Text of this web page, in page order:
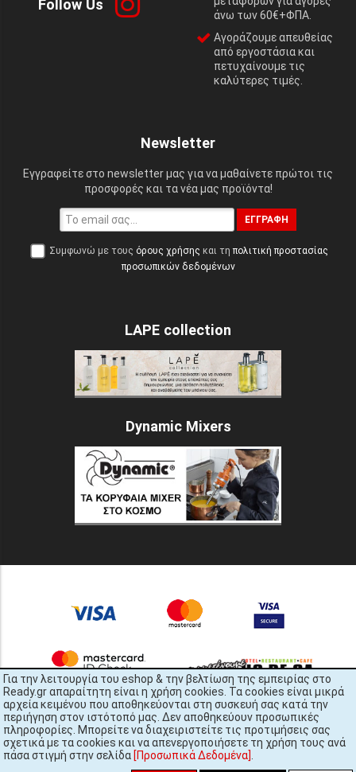
Για την λειτουργία του eshop & την βελτίωση της εμπειρίας στο
Ready.gr απαραίτητη είναι η χρήση cookies. Τα cookies είναι μικρά
αρχεία κειμένου που αποθηκεύονται στη συσκευή σας κατά την
περιήγηση στον ιστότοπό μας. Δεν αποθηκεύουν προσωπικές
πληροφορίες. Μπορείτε να διαχειριστείτε τις προτιμήσεις σας
σχετικά με τα cookies και να απενεργοποιήσετε τη χρήση τους ανά
πάσα στιγμή στην σελίδα [Προσωπικά Δεδομένα]
Follow Us
άνω των 60€+ΦΠΑ.
Αγοράζουμε απευθείας
από εργοστάσια και
πετυχαίνουμε τις
καλύτερες τιμές.
Newsletter
Εγγραφείτε στο newsletter μας για να μαθαίνετε πρώτοι τις
προσφορές και τα νέα μας προϊόντα!
ΕΓΓΡΑΦΉ
Συμφωνώ με τους όρους χρήσης και τη πολιτική προστασίας
προσωπικών δεδομένων
LAPE collection
Dynamic Mixers
READY.gr © 2022 | All Rights Reserved